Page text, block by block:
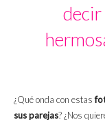
decir
¿Qué onda con estas
sus parejas? ¿Nos